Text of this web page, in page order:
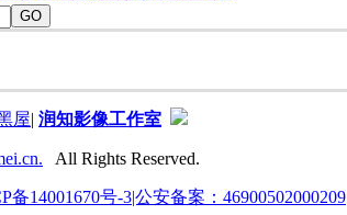
GO
屋| 润知影像工作室
All Rights Reserved.
备14001670号-3|公安备案：46900502000209